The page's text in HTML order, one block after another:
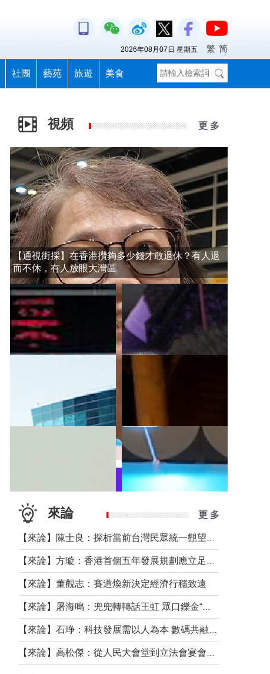
社團 藝苑 旅遊 美食
2026年08月07日 星期五 繁 简
視頻 更 多
【通視街採】在香港攢夠多少錢才敢退休？有人退
而不休，有人放眼大灣區
來論 更 多
【來論】董觀志：賽道煥新決定經濟行穩致遠